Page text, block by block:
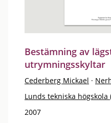
Bestämning av
utrymningsskyltar
Cederberg Mickael ·
Lunds tekniska högskola
2007